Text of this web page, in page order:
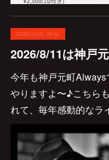
2026.03.25 08:52
今年も神戸元町
やりますよ〜♪こちら
れて、毎年感動的な